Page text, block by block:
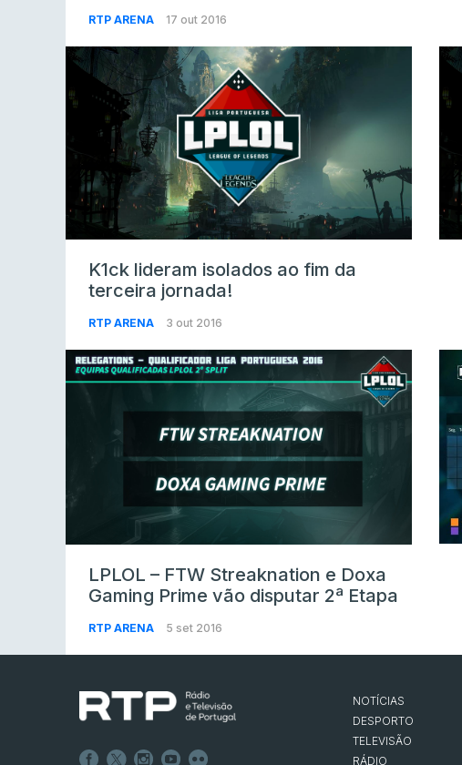
RTP ARENA 17 out 2016
K1ck lideram isolados ao fim da
terceira jornada!
RTP ARENA 3 out 2016
LPLOL – FTW Streaknation e Doxa
Gaming Prime vão disputar 2ª Etapa
RTP ARENA 5 set 2016
NOTÍCIAS
DESPORTO
TELEVISÃO
RÁDIO